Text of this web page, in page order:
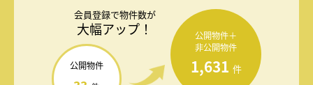
会員登録で物件数が
大幅アップ！
公開物件
公開物件＋
非公開物件
1,631 件